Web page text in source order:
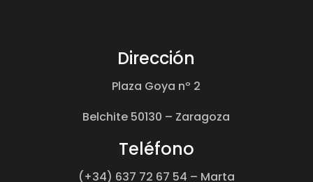
Dirección
Plaza Goya nº 2
Belchite 50130 – Zaragoza
Teléfono
(+34) 637 72 67 54 – Marta